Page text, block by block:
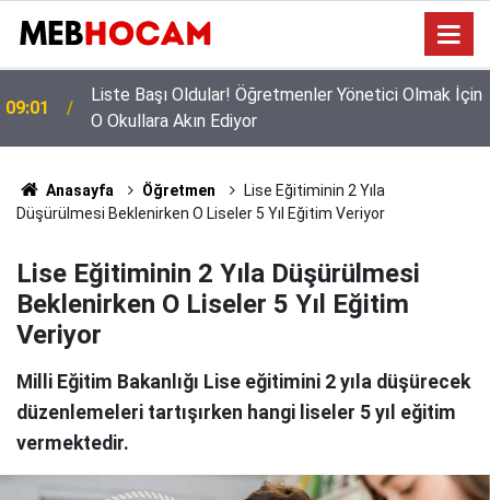
23:02
Mazeret Tayini Yapan Öğretmenler Dikkkat: Bu
Onayı Almayanların Tercihi İptal Olacak!
Anasayfa Öğretmen
Lise Eğitiminin 2 Yıla
Düşürülmesi Beklenirken O Liseler 5 Yıl Eğitim Veriyor
Lise Eğitiminin 2 Yıla Düşürülmesi
Beklenirken O Liseler 5 Yıl Eğitim
Veriyor
Milli Eğitim Bakanlığı Lise eğitimini 2 yıla düşürecek
düzenlemeleri tartışırken hangi liseler 5 yıl eğitim
vermektedir.